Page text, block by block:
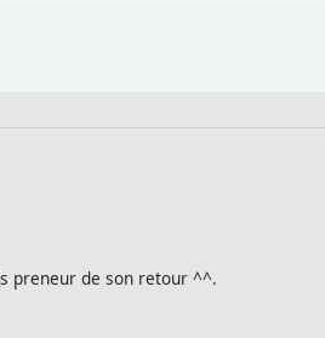
preneur de son retour ^^.